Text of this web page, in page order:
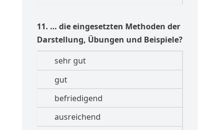
11. … die eingesetzten Methoden der
Darstellung, Übungen und Beispiele?